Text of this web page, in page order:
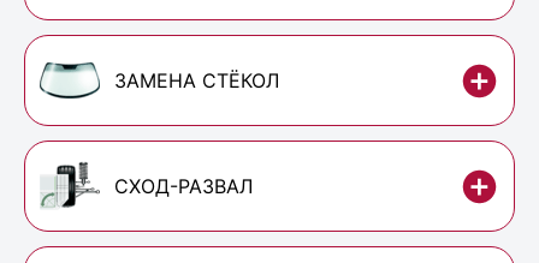
ЗАМЕНА СТЁКОЛ
СХОД-РАЗВАЛ